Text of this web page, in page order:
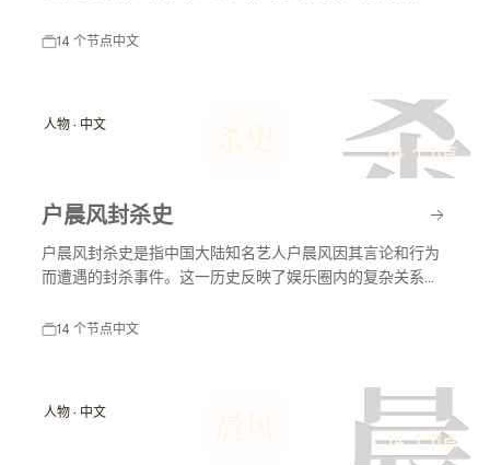
14 个节点中文
杀
人物 · 中文
14 个节点
户晨风封杀史
户晨风封杀史是指中国大陆知名艺人户晨风因其言论和行为
而遭遇的封杀事件。这一历史反映了娱乐圈内的复杂关系以
上因各种原因受到媒体和公众的关注，封杀事件对其职业生
14 个节点中文
人物 · 中文
14 个节点